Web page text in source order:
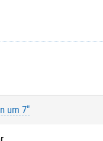
um 7"